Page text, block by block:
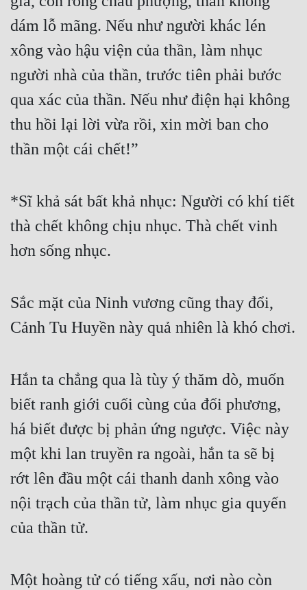
Hài Hước
Hệ Thống
Học Đường
Khoa Huyễn
Kinh Dị
Kỳ Huyễn
Kỳ Ảo
Linh Dị
Lịch Sử
Mưu Mô
Mỹ Thực
Nữ Cường
Nữ Phụ
Phong Thủy - Tâm Linh
Phản Phái
dám lỗ mãng. Nếu như người khác lén
xông vào hậu viện của thần, làm nhục
người nhà của thần, trước tiên phải bước
qua xác của thần. Nếu như điện hại không
thu hồi lại lời vừa rồi, xin mời ban cho
thần một cái chết!”
*Sĩ khả sát bất khả nhục: Người có khí tiết
thà chết không chịu nhục. Thà chết vinh
hơn sống nhục.
Sắc mặt của Ninh vương cũng thay đổi,
Hắn ta chẳng qua là tùy ý thăm dò, muốn
biết ranh giới cuối cùng của đối phương,
há biết được bị phản ứng ngược. Việc này
một khi lan truyền ra ngoài, hắn ta sẽ bị
rớt lên đầu một cái thanh danh xông vào
nội trạch của thần tử, làm nhục gia quyến
của thần tử.
Một hoàng tử có tiếng xấu, nơi nào còn